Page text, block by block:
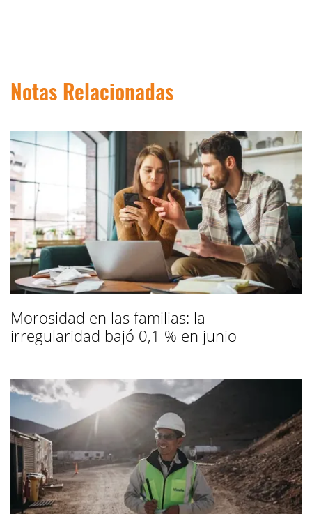
Notas Relacionadas
Morosidad en las familias: la
irregularidad bajó 0,1 % en junio